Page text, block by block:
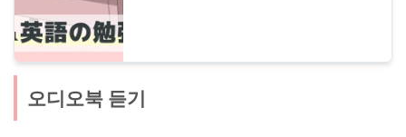
오디오북 듣기